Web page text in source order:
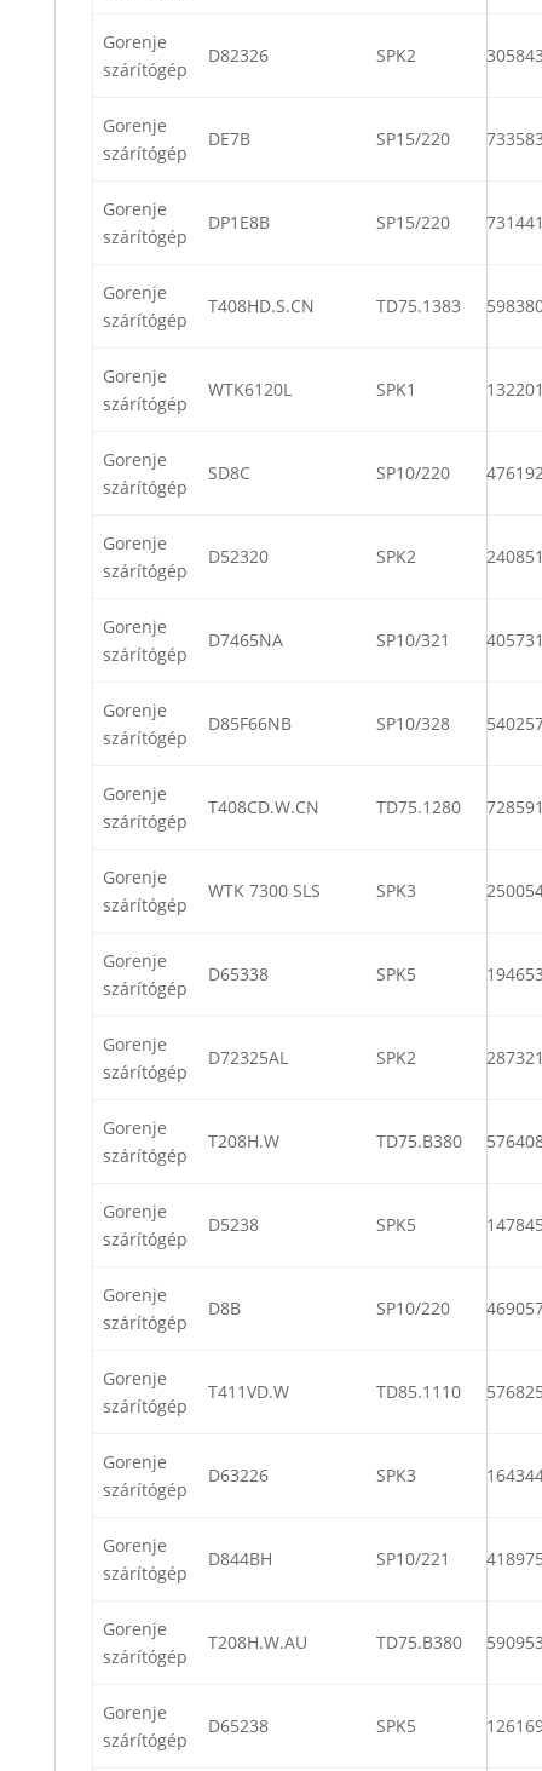
Gorenje
szárítógép
D82326 SPK2
Gorenje
szárítógép
DE7B SP15/220
Gorenje
szárítógép
DP1E8B SP15/220
Gorenje
szárítógép
T408HD.S.CN TD75.1383
Gorenje
szárítógép
WTK6120L SPK1
Gorenje
szárítógép
SD8C SP10/220
Gorenje
szárítógép
D52320 SPK2
Gorenje
szárítógép
D7465NA SP10/321
Gorenje
szárítógép
D85F66NB SP10/328
Gorenje
szárítógép
T408CD.W.CN TD75.1280
Gorenje
szárítógép
WTK 7300 SLS SPK3
Gorenje
szárítógép
D65338 SPK5
Gorenje
szárítógép
D72325AL SPK2
Gorenje
szárítógép
T208H.W TD75.B380
Gorenje
szárítógép
D5238 SPK5
Gorenje
szárítógép
D8B SP10/220
Gorenje
szárítógép
T411VD.W TD85.1110
Gorenje
szárítógép
D63226 SPK3
Gorenje
szárítógép
D844BH SP10/221
Gorenje
szárítógép
T208H.W.AU TD75.B380
Gorenje
szárítógép
D65238 SPK5